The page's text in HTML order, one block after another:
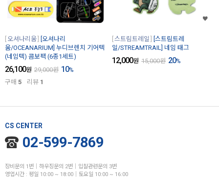
오셔나리움
[오셔나리
움/OCEANARIUM] 누디브렌치 기어텍
(네임텍) 콤보팩 (6종1세트)
26,100원 29,000원 10%
구매 5 리뷰 1
스트림트레일
[스트림트레
일/STREAMTRAIL] 네임 태그
12,000원 15,000원 20%
CS CENTER
02-599-7869
장비문의 1번│하우징문의 2번│입찰관련문의 3번
영업시간 : 평일 10:00 ~ 18:00│토요일 10:00 ~ 16:00